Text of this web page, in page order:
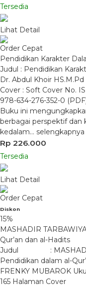
Tersedia
Lihat Detail
Order Cepat
Pendidikan Karakter
Judul : Pendidikan
Dr. Abdul Khoir HS.M.Pd
Cover : Soft Cover No.
978-634-276-352-0
Buku ini
berbagai perspektif dan
kedalam… selengkapnya
Rp 226.000
Tersedia
Lihat Detail
Order Cepat
Diskon
15%
MASHADIR
Qur’an dan al-Hadits
Judul : MASHADIR
Pendidikan dalam al-
FRENKY
165 Halaman Cover :